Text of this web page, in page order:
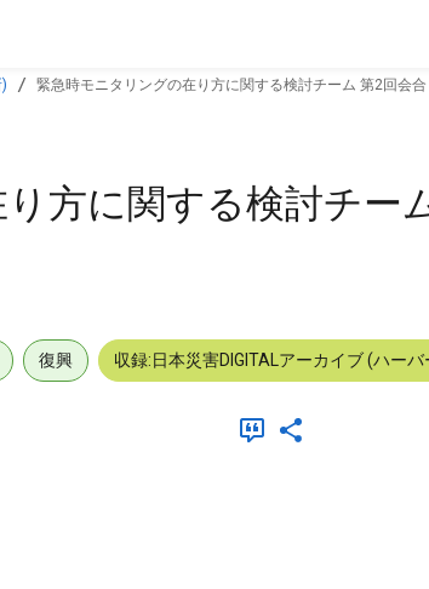
緊急時モニタリングの在り方に関する検討チーム 第2回会
方に関する検討チー
復興 収録:日本災害DIGITALアーカイブ (ハー